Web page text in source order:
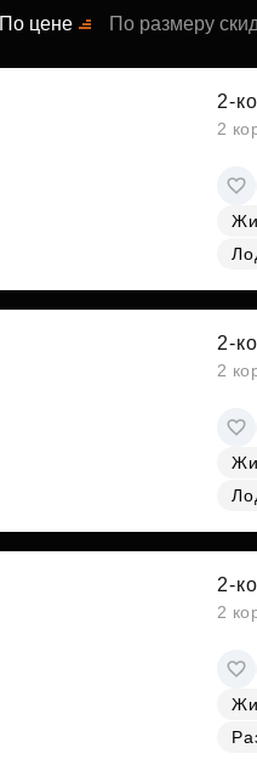
Субсидии
По цене По размеру
2-
2
2-
2
2-
2